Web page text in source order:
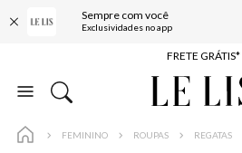
Sempre com você
Exclusividades no appENTREGA
FRETE GRÁTIS*
BAIXE O APP
FEMININO ROUPAS REGATAS